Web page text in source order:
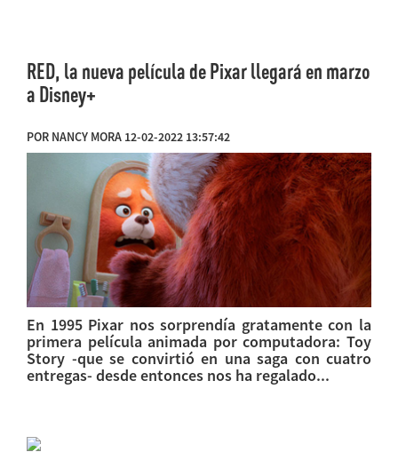
RED, la nueva película de Pixar llegará en marzo
a Disney+
POR NANCY MORA 12-02-2022 13:57:42
En 1995 Pixar nos sorprendía gratamente con la
primera película animada por computadora: Toy
Story -que se convirtió en una saga con cuatro
entregas- desde entonces nos ha regalado...